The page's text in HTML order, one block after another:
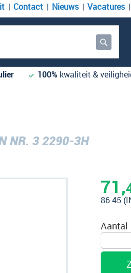
Contact Nieuws Vacatures
Zoek
100% kwaliteit &
NR. 3 2290-3H
71,
86.45
Aantal